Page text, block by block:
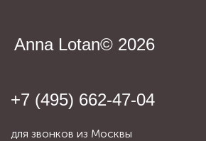
Anna Lotan© 2026
+7 (495) 662-47-04
для звонков из Москвы